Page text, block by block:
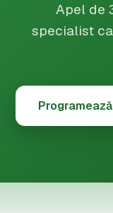
Apel de
specialist